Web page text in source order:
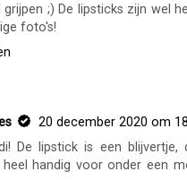
;) De lipsticks zijn wel
foto's!
20 december 2020 om
De lipstick is een blijvertje,
handig voor onder een